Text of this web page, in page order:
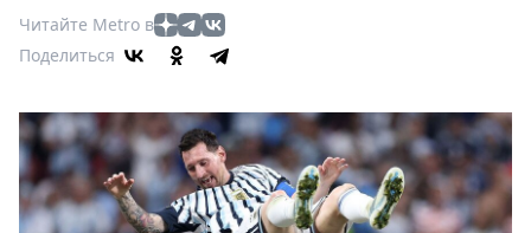
Афиша
Книги
Пресс-
релизы
О
Metro
Читайте Metro в
Поделиться